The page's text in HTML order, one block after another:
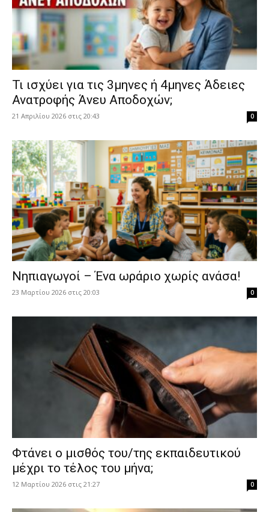
​Τι ισχύει για τις 3μηνες ή 4μηνες Άδειες
Ανατροφής Άνευ Αποδοχών;
21 Απριλίου 2026 στις 20:43 0
Νηπιαγωγοί – Ένα ωράριο χωρίς ανάσα!
23 Μαρτίου 2026 στις 20:03 0
Φτάνει ο μισθός του/της εκπαιδευτικού
μέχρι το τέλος του μήνα;
12 Μαρτίου 2026 στις 21:27 0